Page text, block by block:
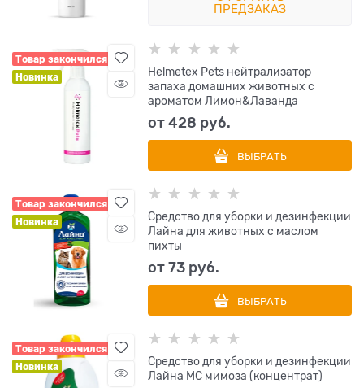
ПРЕДЗАКАЗ
Товар закончился
Новинка
Helmetex Pets нейтрализатор
запаха домашних животных с
ароматом Лимон&Лаванда
от428 руб.
ВЫБРАТЬ
Товар закончился
Новинка
Средство для уборки и дезинфекции
Лайна для животных с маслом
пихты
от73 руб.
ВЫБРАТЬ
Товар закончился
Новинка
Средство для уборки и дезинфекции
Лайна МС мимоза (концентрат)